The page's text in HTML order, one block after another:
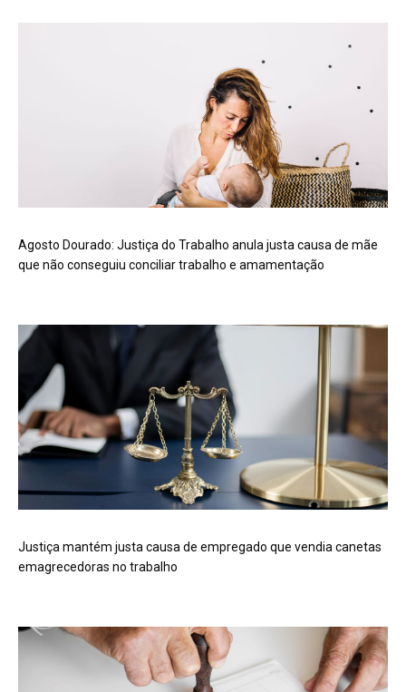
Agosto Dourado: Justiça do Trabalho anula justa causa de mãe
que não conseguiu conciliar trabalho e amamentação
Justiça mantém justa causa de empregado que vendia canetas
emagrecedoras no trabalho